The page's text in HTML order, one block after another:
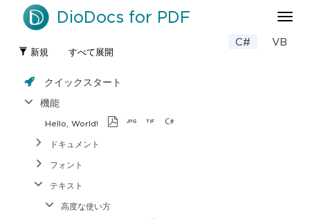
ナ
ゲ
DioDocs for PDF
C# VB
新規 すべて展開
クイックスタート
機能
Hello, World!
ドキュメント
フォント
テキスト
高度な使い方